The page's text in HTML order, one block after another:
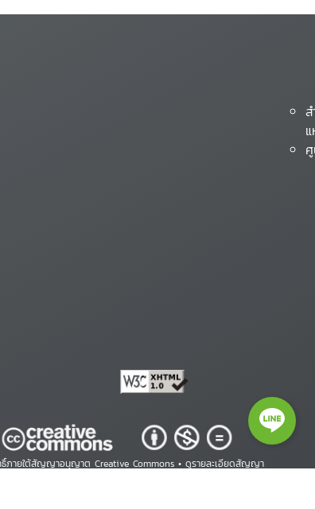
ธิ์ภายใต้สัญญาอนุญาต Creative Commons •ดูรายละเอียดสัญญา